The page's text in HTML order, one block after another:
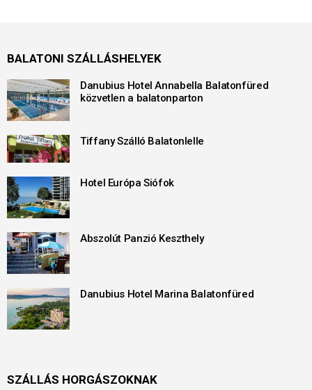
BALATONI SZÁLLÁSHELYEK
Danubius Hotel Annabella Balatonfüred
közvetlen a balatonparton
Tiffany Szálló Balatonlelle
Hotel Európa Siófok
Abszolút Panzió Keszthely
Danubius Hotel Marina Balatonfüred
SZÁLLÁS HORGÁSZOKNAK